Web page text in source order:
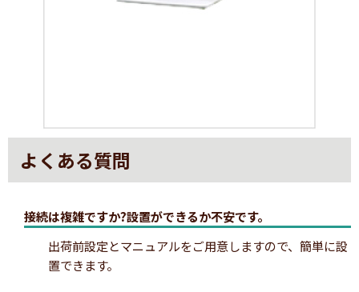
よくある質問
接続は複雑ですか?設置ができるか不安です。
出荷前設定とマニュアルをご用意しますので、簡単に設
置できます。